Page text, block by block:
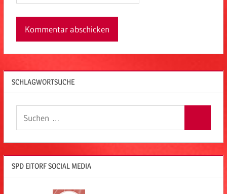
SCHLAGWORTSUCHE
SPD EITORF SOCIAL MEDIA